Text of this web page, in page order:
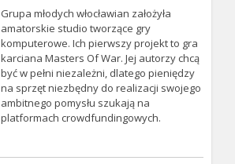
Grupa młodych włocławian założyła
amatorskie studio tworzące gry
komputerowe. Ich pierwszy projekt to gra
karciana Masters Of War. Jej autorzy chcą
być w pełni niezależni, dlatego pieniędzy
na sprzęt niezbędny do realizacji swojego
ambitnego pomysłu szukają na
platformach crowdfundingowych.